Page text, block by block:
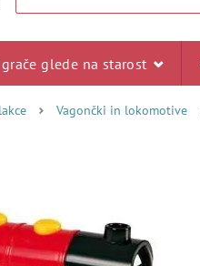
glede na starost
Vagončki in lokomotive